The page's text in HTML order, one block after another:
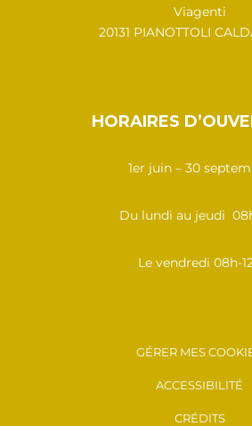
Viagenti
20131 PIANOTTOLI
HORAIRES
1er juin – 30
Du lundi au jeudi
Le vendredi 08h-
GÉRER MES
ACCESSIBILITÉ
CRÉDITS